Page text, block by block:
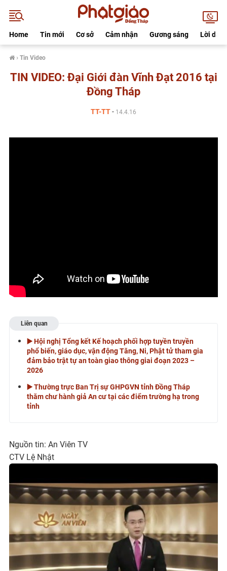
Home Tin mới Cơ sở Cảm nhận Gương sáng Lời dạy
› Tin Video
TIN VIDEO: Đại Giới đàn Vĩnh Đạt 2016 tại
Đồng Tháp
TT-TT- 14.4.16
Liên quan
▶️ Hội nghị Tổng kết Kế hoạch phối hợp tuyền truyền
phổ biến, giáo dục, vận động Tăng, Ni, Phật tử tham gia
đảm bảo trật tự an toàn giao thông giai đoạn 2023 –
2026
▶️ Thường trực Ban Trị sự GHPGVN tỉnh Đồng Tháp
thăm chư hành giả An cư tại các điểm trường hạ trong
tỉnh
Nguồn tin: An Viên TV
CTV Lệ Nhật